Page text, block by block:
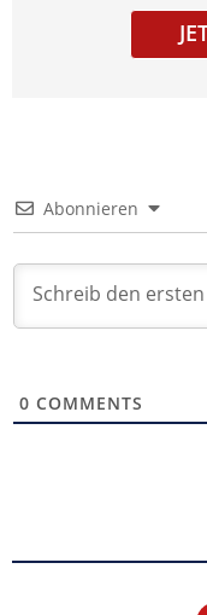
Abonnieren
0 COMMENTS